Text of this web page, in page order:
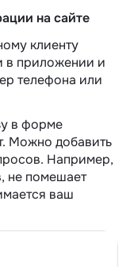
на сайте
клиенту
в приложении и
телефона или
в форме
Можно добавить
Например,
не помешает
ваш